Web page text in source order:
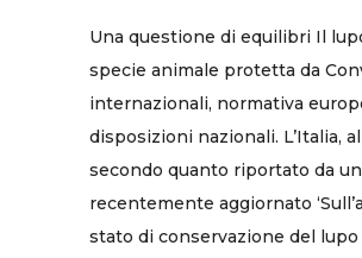
Una questione di equilibri Il
specie animale protetta da
internazionali, normativa
disposizioni nazionali. L’Italia,
secondo quanto riportato da
recentemente aggiornato
stato di conservazione del lupo